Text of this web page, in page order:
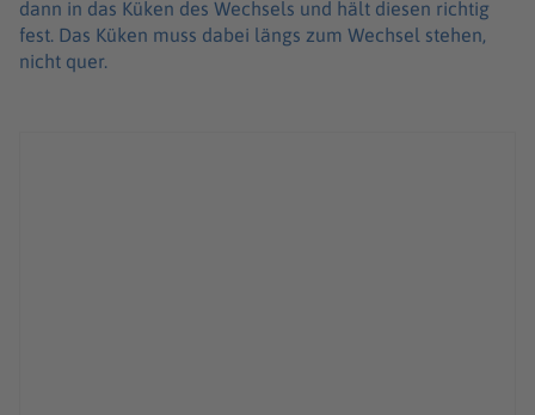
dann in das Küken des Wechsels und hält diesen richtig
fest. Das Küken muss dabei längs zum Wechsel stehen,
nicht quer.